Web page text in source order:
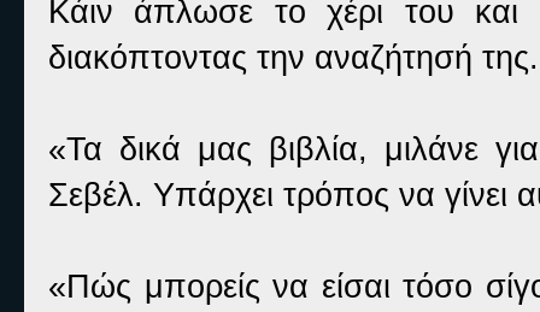
Κάιν άπλωσε το χέρι του
διακόπτοντας την αναζήτησή της.
«Τα δικά μας βιβλία, μιλάνε
Σεβέλ. Υπάρχει τρόπος να γίνει
«Πώς μπορείς να είσαι τόσο